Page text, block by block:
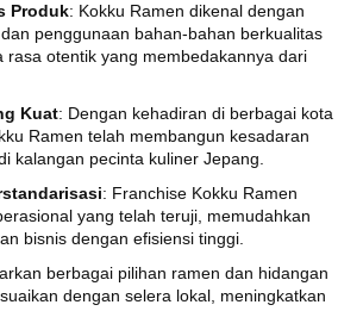
Produk: Kokku Ramen dikenal dengan
penggunaan bahan-bahan berkualitas
rasa otentik yang membedakannya dari
Kuat: Dengan kehadiran di berbagai kota
Ramen telah membangun kesadaran
kalangan pecinta kuliner Jepang.
: Franchise Kokku Ramen
yang telah teruji, memudahkan
bisnis dengan efisiensi tinggi.
berbagai pilihan ramen dan hidangan
dengan selera lokal, meningkatkan